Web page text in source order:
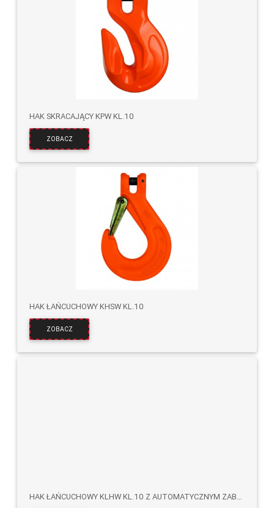
HAK SKRACAJĄCY KPW KL.10
ZOBACZ
HAK ŁAŃCUCHOWY KHSW KL.10
ZOBACZ
HAK ŁAŃCUCHOWY KLHW KL.10 Z AUTOMATYCZNYM ZABEZPIECZENIEM